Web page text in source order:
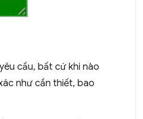
cầu, bất cứ khi nào
như cần thiết, bao